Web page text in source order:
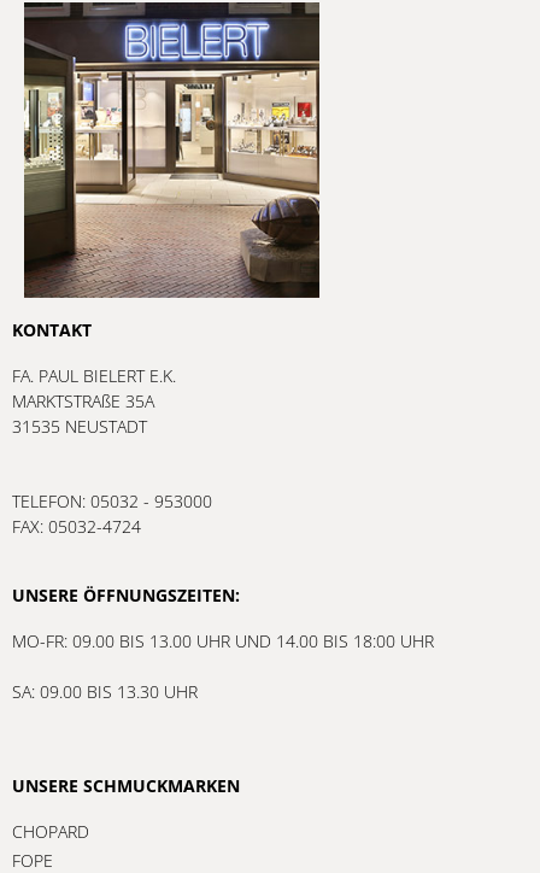
KONTAKT
FA. PAUL BIELERT E.K.
MARKTSTRAßE 35A
31535 NEUSTADT
TELEFON: 05032 - 953000
FAX: 05032-4724
UNSERE ÖFFNUNGSZEITEN:
MO-FR: 09.00 BIS 13.00 UHR UND 14.00 BIS 18:00 UHR
SA: 09.00 BIS 13.30 UHR
UNSERE SCHMUCKMARKEN
CHOPARD
FOPE